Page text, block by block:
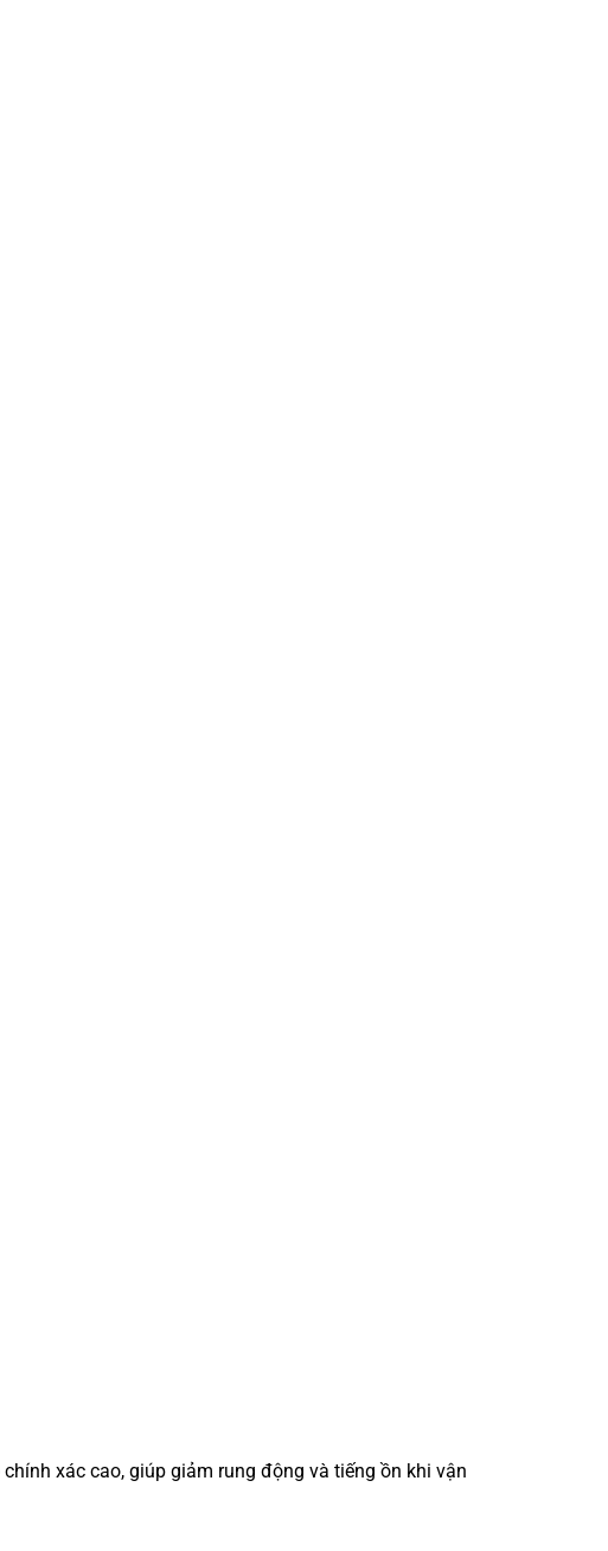
xác cao, giúp giảm rung động và tiếng ồn khi vận